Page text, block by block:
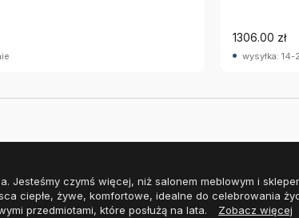
1306.00 zł
wysyłka: 14-
Jesteśmy czymś więcej, niż salonem meblowym i
ciepłe, żywe, komfortowe, idealne do celebrowania
przedmiotami, które posłużą na lata.
Zobacz więcej